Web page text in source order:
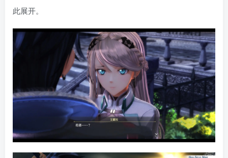
此展开。